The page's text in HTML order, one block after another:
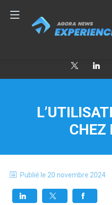
CHEZ
Publié le 20 novembre 2024